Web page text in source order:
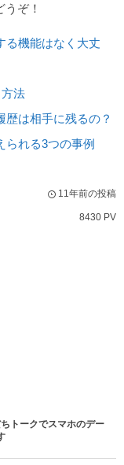
ぞ！
る機能はなく大丈
法
歴は相手に残るの？
られる3つの事例
11年前の投稿
8430 PV
トークでスマホのデー